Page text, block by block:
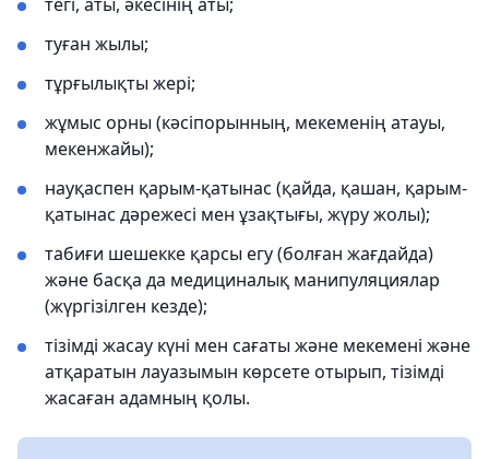
туған жылы;
тұрғылықты жері;
жұмыс орны (кәсіпорынның, мекеменің атауы,
мекенжайы);
науқаспен қарым-қатынас (қайда, қашан, қарым-
қатынас дәрежесі мен ұзақтығы, жүру жолы);
табиғи шешекке қарсы егу (болған жағдайда)
және басқа да медициналық манипуляциялар
(жүргізілген кезде);
тізімді жасау күні мен сағаты және мекемені және
атқаратын лауазымын көрсете отырып, тізімді
жасаған адамның қолы.